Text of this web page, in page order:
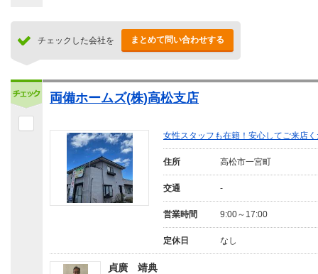
チェックした会社を まとめて問い合わせする
両備ホームズ(株)高松支店
女性スタッフも在籍！安心してご来店
住所 高松市一宮町
交通 -
営業時間 9:00～17:00
定休日 なし
貞廣 靖典